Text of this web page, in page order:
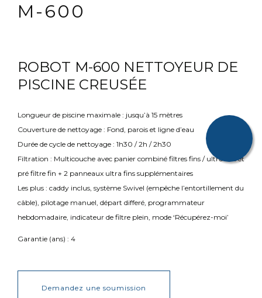
M-600
ROBOT M-600 NETTOYEUR DE
PISCINE CREUSÉE
Longueur de piscine maximale : jusqu’à 15 mètres
Couverture de nettoyage : Fond, parois et ligne d’eau
Durée de cycle de nettoyage : 1h30 / 2h / 2h30
Filtration : Multicouche avec panier combiné filtres fins / ultra fins et
pré filtre fin + 2 panneaux ultra fins supplémentaires
Les plus : caddy inclus, système Swivel (empêche l’entortillement du
câble), pilotage manuel, départ differé, programmateur
hebdomadaire, indicateur de filtre plein, mode ‘Récupérez-moi’
Garantie (ans) : 4
Demandez une soumission